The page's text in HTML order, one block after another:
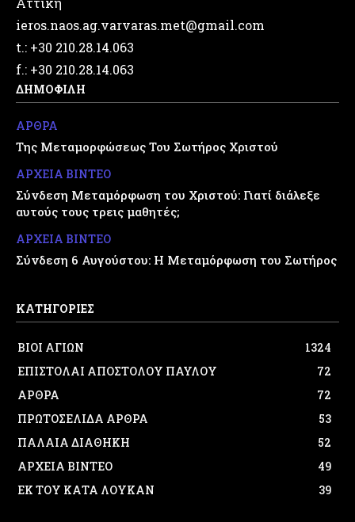
ieros.naos.ag.varvaras.met@gmail.com
t.: +30 210.28.14.063
f.: +30 210.28.14.063
ΔΗΜΟΦΙΛΗ
ΑΡΘΡΑ
Της Μεταμορφώσεως Του Σωτήρος Χριστού
ΑΡΧΕΙΑ ΒΙΝΤΕΟ
Σύνδεση Μεταμόρφωση του Χριστού: Γιατί διάλεξε
αυτούς τους τρεις μαθητές;
ΑΡΧΕΙΑ ΒΙΝΤΕΟ
Σύνδεση 6 Αυγούστου: Η Μεταμόρφωση του Σωτήρος
ΚΑΤΗΓΟΡΙΕΣ
ΒΙΟΙ ΑΓΙΩΝ
1324
ΕΠΙΣΤΟΛΑΙ ΑΠΟΣΤΟΛΟΥ ΠΑΥΛΟΥ
72
ΑΡΘΡΑ
72
ΠΡΩΤΟΣΕΛΙΔΑ ΑΡΘΡΑ
53
ΠΑΛΑΙΑ ΔΙΑΘΗΚΗ
52
ΑΡΧΕΙΑ ΒΙΝΤΕΟ
49
ΕΚ ΤΟΥ ΚΑΤΑ ΛΟΥΚΑΝ
39